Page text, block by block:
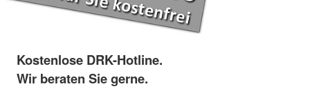
Kostenlose DRK-Hotline.
Wir beraten Sie gerne.